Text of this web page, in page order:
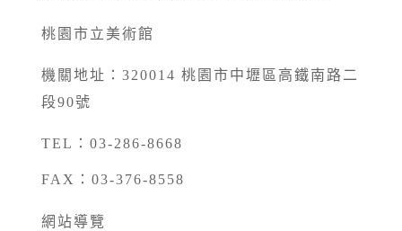
桃園市立美術館
機關地址：320014 桃園市中壢區高鐵南路二
段90號
TEL：03-286-8668
FAX：03-376-8558
網站導覽